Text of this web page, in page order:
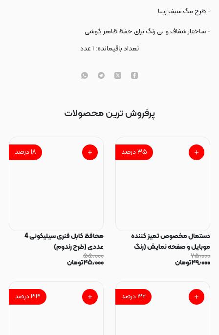
- طرح مگ سیف زیبا
- ساختار شفاف و بی رنگ برای حفظ ظاهر گوشی
تعداد باقیمانده:۱عدد
پرفروش ترین محصولات
۳۵درصد
دستمال مخصوص تمیز کننده
موبایل و صفحه نمایش (رنگ
رندوم)
۷۵٫۰۰۰
۴۹٫۰۰۰تومان
۱۸درصد
محافظ کابل فنری سیلیکونی 4
عددی (طرح رندوم)
۵۵٫۰۰۰
۴۵٫۰۰۰تومان
۳۲درصد ۳۳درصد